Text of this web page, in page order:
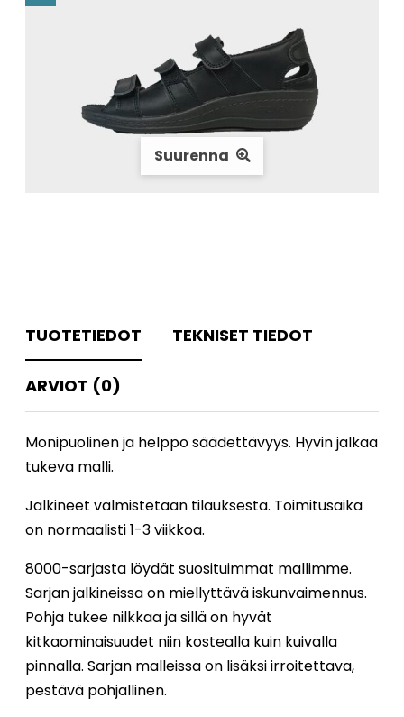
Suurenna
TUOTETIEDOT TEKNISET TIEDOT
ARVIOT (0)
Monipuolinen ja helppo säädettävyys. Hyvin jalkaa
tukeva malli.
Jalkineet valmistetaan tilauksesta. Toimitusaika
on normaalisti 1-3 viikkoa.
8000-sarjasta löydät suosituimmat mallimme.
Sarjan jalkineissa on miellyttävä iskunvaimennus.
Pohja tukee nilkkaa ja sillä on hyvät
kitkaominaisuudet niin kostealla kuin kuivalla
pinnalla. Sarjan malleissa on lisäksi irroitettava,
pestävä pohjallinen.